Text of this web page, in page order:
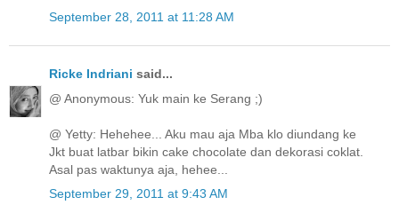
September 28, 2011 at 11:28 AM
Ricke Indriani said...
@ Anonymous: Yuk main ke Serang ;)
@ Yetty: Hehehee... Aku mau aja Mba klo diundang ke
Jkt buat latbar bikin cake chocolate dan dekorasi coklat.
Asal pas waktunya aja, hehee...
September 29, 2011 at 9:43 AM